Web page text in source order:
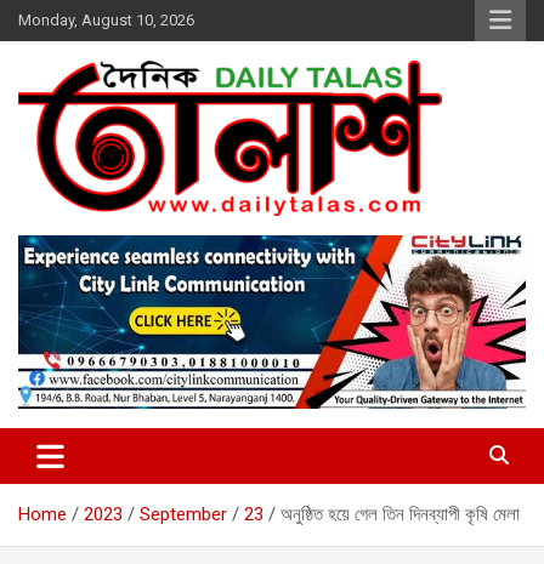
Skip
to
Monday, August 10, 2026
সত্যের সন্ধানে দৈনিক তালাশ ডট কম
Home 2023 September 23 অনুষ্ঠিত হয়ে গেল তিন দিনব্যাপী কৃষি মেলা